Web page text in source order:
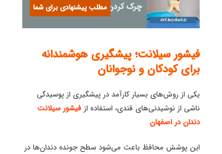
چرک کردن دندانمطلب پیشنهادی برای شما
فیشور سیلانت؛ پیشگیری هوشمندانه
برای کودکان و نوجوانان
یکی از روش‌های بسیار کارآمد در پیشگیری از پوسیدگی
ناشی از نوشیدنی‌های قندی، استفاده از فیشور سیلانت
دندان در اصفهان
این پوشش محافظ باعث می‌شود سطح جونده دندان‌ها در